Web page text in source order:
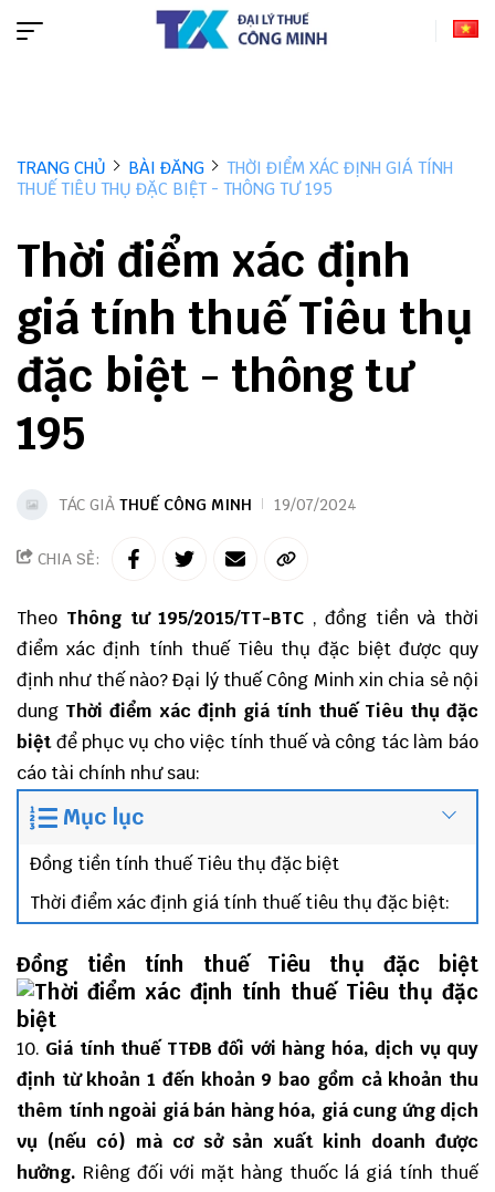
TRANG CHỦ BÀI ĐĂNG
THỜI ĐIỂM XÁC ĐỊNH GIÁ TÍNH
THUẾ TIÊU THỤ ĐẶC BIỆT - THÔNG TƯ 195
Thời điểm xác định
giá tính thuế Tiêu thụ
đặc biệt - thông tư
195
TÁC GIẢ THUẾ CÔNG MINH 19/07/2024
CHIA SẺ:
Theo Thông tư 195/2015/TT-BTC, đồng tiền và thời
điểm xác định tính thuế Tiêu thụ đặc biệt được quy
định như thế nào?Đại lý thuế Công Minh xin chia sẻ nội
dung Thời điểm xác định giá tính thuế Tiêu thụ đặc
biệtđể phục vụ cho việc tính thuế và công tác làm báo
cáo tài chính như sau:
Mục lục
Đồng tiền tính thuế Tiêu thụ đặc biệt
Thời điểm xác định giá tính thuế tiêu thụ đặc biệt:
Đồng tiền tính thuế Tiêu thụ đặc biệt
10. Giá tính thuế TTĐB đối với hàng hóa, dịch vụ quy
định từ khoản 1 đến khoản 9 bao gồm cả khoản thu
thêm tính ngoài giá bán hàng hóa, giá cung ứng dịch
vụ (nếu có) mà cơ sở sản xuất kinh doanh được
hưởng. Riêng đối với mặt hàng thuốc lá giá tính thuế